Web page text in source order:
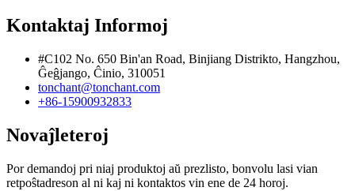
Kontaktaj Informoj
#C102 No. 650 Bin'an Road, Binjiang Distrikto, Hangzhou,
Ĝeĝjango, Ĉinio, 310051
tonchant@tonchant.com
+86-15900932833
Novaĵleteroj
Por demandoj pri niaj produktoj aŭ prezlisto, bonvolu lasi vian
retpoŝtadreson al ni kaj ni kontaktos vin ene de 24 horoj.